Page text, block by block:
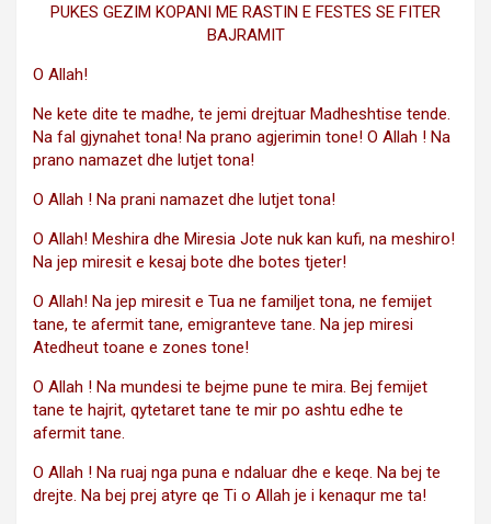
PUKES GEZIM KOPANI ME RASTIN E FESTES SE FITER
BAJRAMIT
O Allah!
Ne kete dite te madhe, te jemi drejtuar Madheshtise tende.
Na fal gjynahet tona! Na prano agjerimin tone! O Allah ! Na
prano namazet dhe lutjet tona!
O Allah ! Na prani namazet dhe lutjet tona!
O Allah! Meshira dhe Miresia Jote nuk kan kufi, na meshiro!
Na jep miresit e kesaj bote dhe botes tjeter!
O Allah! Na jep miresit e Tua ne familjet tona, ne femijet
tane, te afermit tane, emigranteve tane. Na jep miresi
Atedheut toane e zones tone!
O Allah ! Na mundesi te bejme pune te mira. Bej femijet
tane te hajrit, qytetaret tane te mir po ashtu edhe te
afermit tane.
O Allah ! Na ruaj nga puna e ndaluar dhe e keqe. Na bej te
drejte. Na bej prej atyre qe Ti o Allah je i kenaqur me ta!